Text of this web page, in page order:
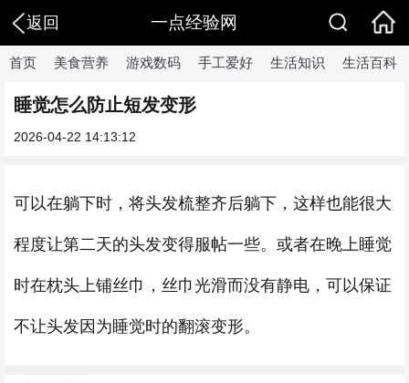
返回 一点经验网
首页 美食营养 游戏数码 手工爱好 生活知识 生活百科
睡觉怎么防止短发变形
2026-04-22 14:13:12
可以在躺下时，将头发梳整齐后躺下，这样也能很大
程度让第二天的头发变得服帖一些。或者在晚上睡觉
时在枕头上铺丝巾，丝巾光滑而没有静电，可以保证
不让头发因为睡觉时的翻滚变形。